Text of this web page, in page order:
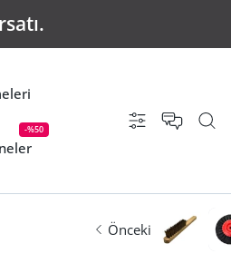
-%50 Ayarlar
Önceki